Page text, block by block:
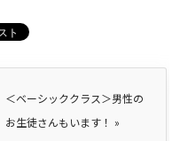
＜ベーシッククラス＞男性の
お生徒さんもいます！ »